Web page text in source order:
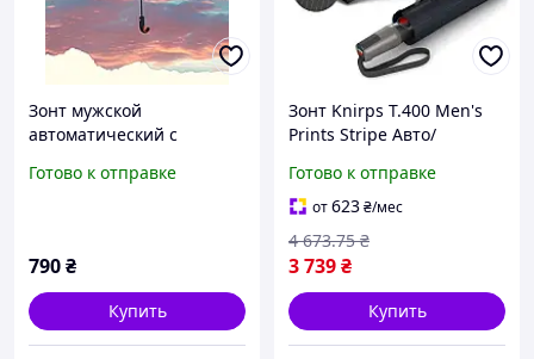
Зонт мужской
автоматический с
коричневой вставкой под
Готово к отправке
790₴
Купить
Зонт Knirps T.400 Men's
Prints Stripe Авто/
/D115x36см. Серия T. 400,
автоматический
механизм
Готово к отправке
от623₴/мес
3 739₴
4 673.75 ₴
Купить